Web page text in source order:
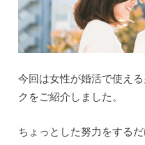
今回は女性が婚活で使え
クをご紹介しました。
ちょっとした努力をする